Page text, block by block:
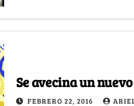
Se avecina un
FEBRERO 22, 2016